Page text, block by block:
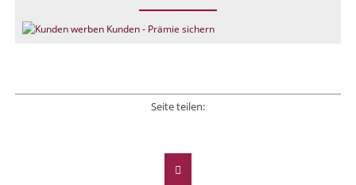
Seite teilen: